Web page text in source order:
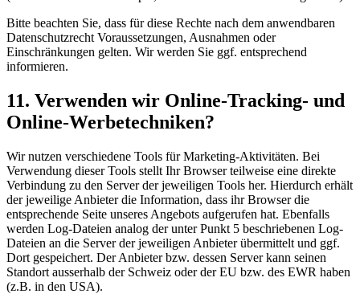
Bitte beachten Sie, dass für diese Rechte nach dem anwendbaren
Datenschutzrecht Voraussetzungen, Ausnahmen oder
Einschränkungen gelten. Wir werden Sie ggf. entsprechend
informieren.
11. Verwenden wir Online-Tracking- und
Online-Werbetechniken?
Wir nutzen verschiedene Tools für Marketing-Aktivitäten. Bei
Verwendung dieser Tools stellt Ihr Browser teilweise eine direkte
Verbindung zu den Server der jeweiligen Tools her. Hierdurch erhält
der jeweilige Anbieter die Information, dass ihr Browser die
entsprechende Seite unseres Angebots aufgerufen hat. Ebenfalls
werden Log-Dateien analog der unter Punkt 5 beschriebenen Log-
Dateien an die Server der jeweiligen Anbieter übermittelt und ggf.
Dort gespeichert. Der Anbieter bzw. dessen Server kann seinen
Standort ausserhalb der Schweiz oder der EU bzw. des EWR haben
(z.B. in den USA).